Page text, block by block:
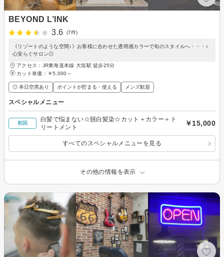
BEYOND L’INK
3.6
(7件)
《リゾートのような空間♪》お客様に合わせた透明感カラーで旬のスタイルへ・・・♪
心安らぐサロン◎
アクセス：JR東海道本線 大垣駅 徒歩25分
カット単価： ￥5,000～
◎ 本日空席あり ポイントが貯まる・使える メンズ歓迎
スペシャルメニュー
初回
白髪で悩まない☆脱白髪染☆カット＋カラー＋ト
リートメント
￥15,000
すべてのスペシャルメニューを見る
その他の情報を表示